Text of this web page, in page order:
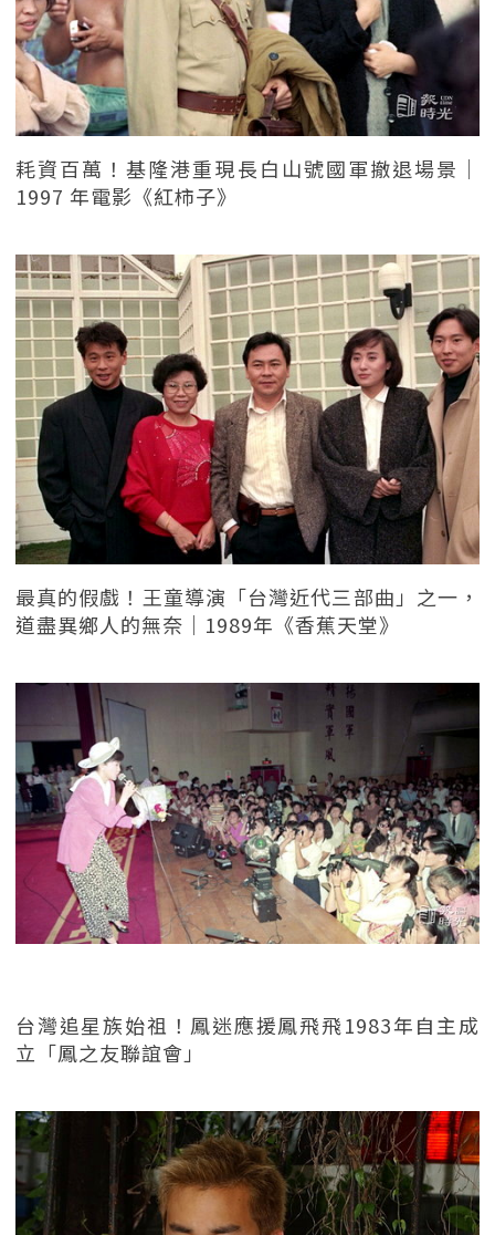
耗資百萬！基隆港重現長白山號國軍撤退場景｜
1997 年電影《紅柿子》
最真的假戲！王童導演「台灣近代三部曲」之一，
道盡異鄉人的無奈｜1989年《香蕉天堂》
台灣追星族始祖！鳳迷應援鳳飛飛1983年自主成
立「鳳之友聯誼會」